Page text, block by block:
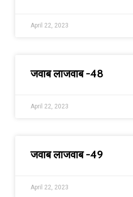
April 22, 2023
जवाब लाजवाब -48
April 22, 2023
जवाब लाजवाब -49
April 22, 2023